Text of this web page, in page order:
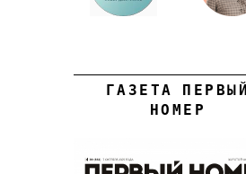
ГАЗЕТА ПЕРВЫЙ
НОМЕР